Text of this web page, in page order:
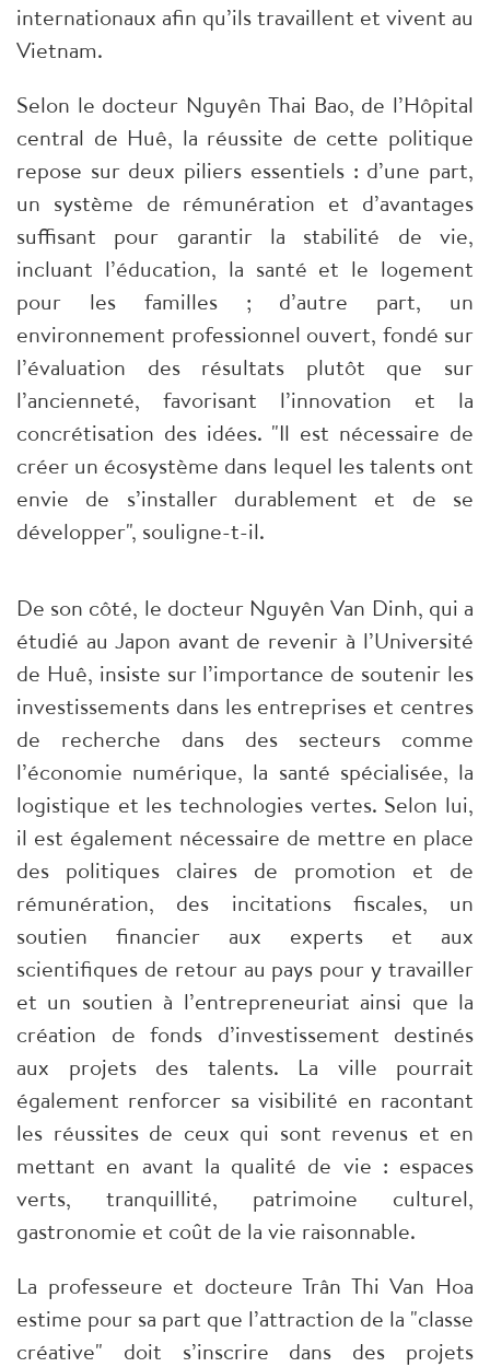
internationaux afin qu’ils travaillent et vivent au
Vietnam.
​Selon le docteur Nguyên Thai Bao, de l’Hôpital
central de Huê, la réussite de cette politique
repose sur deux piliers essentiels : d’une part,
un système de rémunération et d’avantages
suffisant pour garantir la stabilité de vie,
incluant l’éducation, la santé et le logement
pour les familles ; d’autre part, un
environnement professionnel ouvert, fondé sur
l’évaluation des résultats plutôt que sur
l’ancienneté, favorisant l’innovation et la
concrétisation des idées. "Il est nécessaire de
créer un écosystème dans lequel les talents ont
envie de s’installer durablement et de se
développer", souligne-t-il.
​De son côté, le docteur Nguyên Van Dinh, qui a
étudié au Japon avant de revenir à l’Université
de Huê, insiste sur l’importance de soutenir les
investissements dans les entreprises et centres
de recherche dans des secteurs comme
l’économie numérique, la santé spécialisée, la
logistique et les technologies vertes. Selon lui,
il est également nécessaire de mettre en place
des politiques claires de promotion et de
rémunération, des incitations fiscales, un
soutien financier aux experts et aux
scientifiques de retour au pays pour y travailler
et un soutien à l’entrepreneuriat ainsi que la
création de fonds d’investissement destinés
aux projets des talents. La ville pourrait
également renforcer sa visibilité en racontant
les réussites de ceux qui sont revenus et en
mettant en avant la qualité de vie : espaces
verts, tranquillité, patrimoine culturel,
gastronomie et coût de la vie raisonnable.
​La professeure et docteure Trân Thi Van Hoa
estime pour sa part que l’attraction de la "classe
créative" doit s’inscrire dans des projets